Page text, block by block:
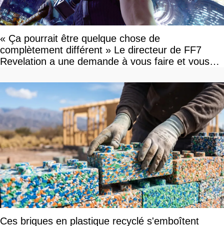
« Ça pourrait être quelque chose de
complètement différent » Le directeur de FF7
Revelation a une demande à vous faire et vous
Ces briques en plastique recyclé s'emboîtent